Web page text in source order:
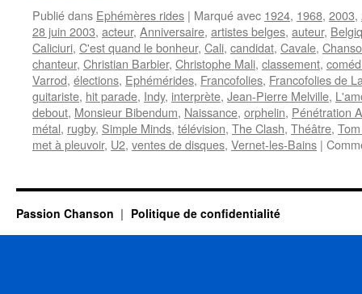
Publié dans Ephémères rides | Marqué avec 1924, 1968, 2003,
28 juin 2003, acteur, Anniversaire, artistes belges, auteur,
Caliciuri, C'est quand le bonheur, Cali, candidat, Cavale,
chanteur, Christian Barbier, Christophe Mali, classement,
Varrod, élections, Ephémérides, Francofolies, Francofolies de
guitariste, hit parade, Indy, interprète, Jean-Pierre Melville,
debout, Monsieur Bibendum, Naissance, orphelin, Pénétration
métal, rugby, Simple Minds, télévision, The Clash, Théâtre,
met à pleuvoir, U2, ventes de disques, Vernet-les-Bains |
Passion Chanson Politique de confidentialité